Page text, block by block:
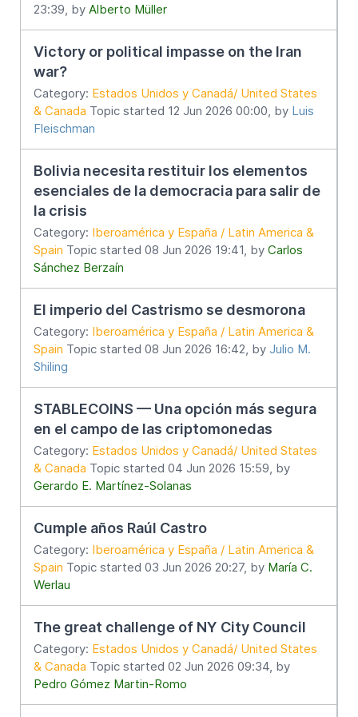
23:39, by Alberto Müller
Victory or political impasse on the Iran
war?
Category: Estados Unidos y Canadá/ United States
& Canada Topic started 12 Jun 2026 00:00, by Luis
Fleischman
Bolivia necesita restituir los elementos
esenciales de la democracia para salir de
la crisis
Category: Iberoamérica y España / Latin America &
Spain Topic started 08 Jun 2026 19:41, by Carlos
Sánchez Berzaín
El imperio del Castrismo se desmorona
Category: Iberoamérica y España / Latin America &
Spain Topic started 08 Jun 2026 16:42, by Julio M.
Shiling
STABLECOINS — Una opción más segura
en el campo de las criptomonedas
Category: Estados Unidos y Canadá/ United States
& Canada Topic started 04 Jun 2026 15:59, by
Gerardo E. Martínez-Solanas
Cumple años Raúl Castro
Category: Iberoamérica y España / Latin America &
Spain Topic started 03 Jun 2026 20:27, by María C.
Werlau
The great challenge of NY City Council
Category: Estados Unidos y Canadá/ United States
& Canada Topic started 02 Jun 2026 09:34, by
Pedro Gómez Martin-Romo